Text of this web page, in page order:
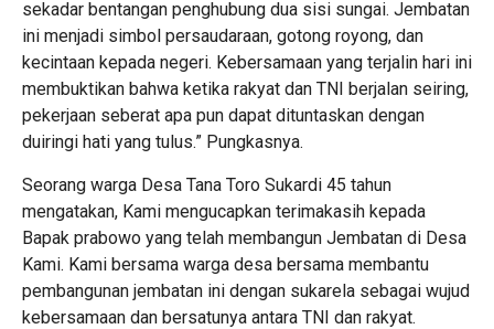
sekadar bentangan penghubung dua sisi sungai. Jembatan
ini menjadi simbol persaudaraan, gotong royong, dan
kecintaan kepada negeri. Kebersamaan yang terjalin hari ini
membuktikan bahwa ketika rakyat dan TNI berjalan seiring,
pekerjaan seberat apa pun dapat dituntaskan dengan
duiringi hati yang tulus.” Pungkasnya.
Seorang warga Desa Tana Toro Sukardi 45 tahun
mengatakan, Kami mengucapkan terimakasih kepada
Bapak prabowo yang telah membangun Jembatan di Desa
Kami. Kami bersama warga desa bersama membantu
pembangunan jembatan ini dengan sukarela sebagai wujud
kebersamaan dan bersatunya antara TNI dan rakyat.